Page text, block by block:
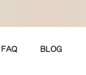
FAQ BLOG